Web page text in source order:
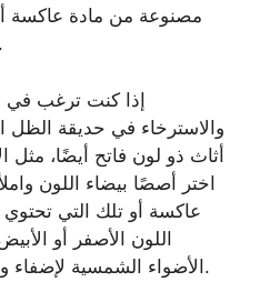
مصنوعة من مادة عاكسة
باستخدام بلاط الفسيفساء.
إذا كنت ترغب
والاسترخاء في حديقة الظل
أثاث ذو لون فاتح أيضًا، مثل
اختر أصصًا بيضاء اللون
عاكسة أو تلك التي
اللون الأصفر أو
الأضواء الشمسية لإضفاء وهج دافئ جميل في المساء.